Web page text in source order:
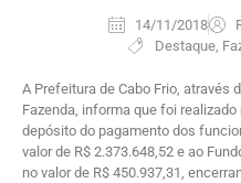
14/11/2018
Destaque,
A Prefeitura de Cabo Frio, através
Fazenda, informa que foi
depósito do pagamento dos
valor de R$ 2.373.648,52 e ao
no valor de R$ 450.937,31,